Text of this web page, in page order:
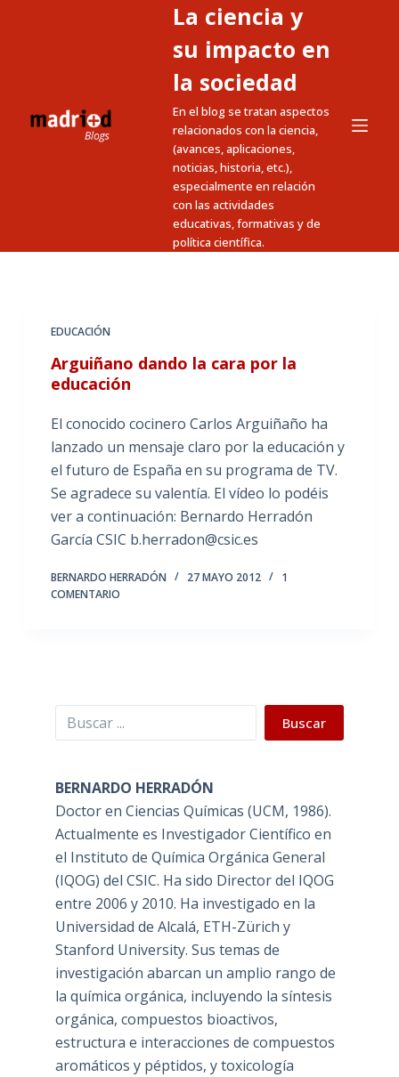
n
La ciencia y
su impacto en
la sociedad
En el blog se tratan aspectos
relacionados con la ciencia,
(avances, aplicaciones,
noticias, historia, etc.),
especialmente en relación
con las actividades
educativas, formativas y de
política científica.
EDUCACIÓN
Arguiñano dando la cara por la
educación
El conocido cocinero Carlos Arguiñaño ha
lanzado un mensaje claro por la educación y
el futuro de España en su programa de TV.
Se agradece su valentía. El vídeo lo podéis
ver a continuación: Bernardo Herradón
García CSIC b.herradon@csic.es
BERNARDO HERRADÓN 27 MAYO 2012
1
COMENTARIO
Buscar Buscar
BERNARDO HERRADÓN
Doctor en Ciencias Químicas (UCM, 1986).
Actualmente es Investigador Científico en
el Instituto de Química Orgánica General
(IQOG) del CSIC. Ha sido Director del IQOG
entre 2006 y 2010. Ha investigado en la
Universidad de Alcalá, ETH-Zürich y
Stanford University. Sus temas de
investigación abarcan un amplio rango de
la química orgánica, incluyendo la síntesis
orgánica, compuestos bioactivos,
estructura e interacciones de compuestos
aromáticos y péptidos, y toxicología